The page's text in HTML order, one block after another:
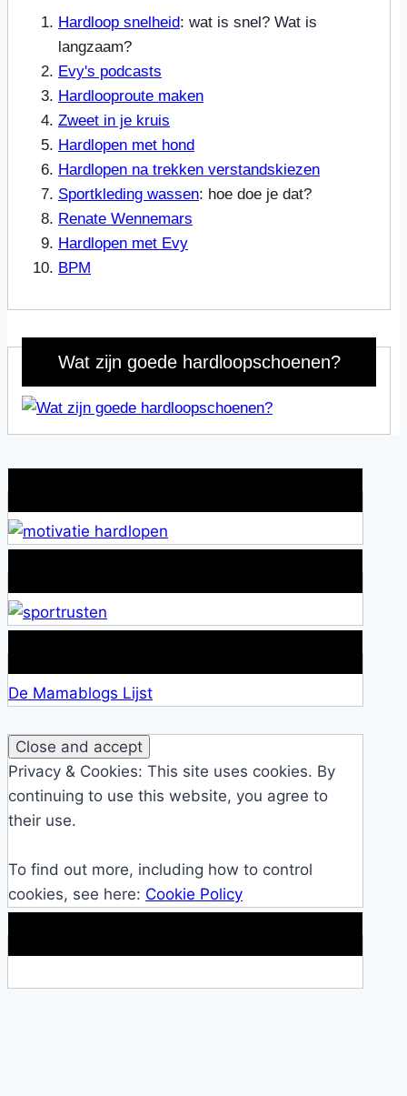
Hardloop snelheid: wat is snel? Wat is
langzaam?
Evy's podcasts
Hardlooproute maken
Zweet in je kruis
Hardlopen met hond
Hardlopen na trekken verstandskiezen
Sportkleding wassen: hoe doe je dat?
Renate Wennemars
Hardlopen met Evy
BPM
Wat zijn goede hardloopschoenen?
De Mamablogs Lijst
Privacy & Cookies: This site uses cookies. By
continuing to use this website, you agree to
their use.
To find out more, including how to control
cookies, see here: Cookie Policy